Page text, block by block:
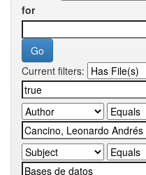
for
Current filters: